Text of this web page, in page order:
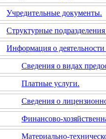
Учредительные документы.
Структурные
Информация о
Сведения о видах
Платные услуги.
Сведения о
Финансово-
Материально-